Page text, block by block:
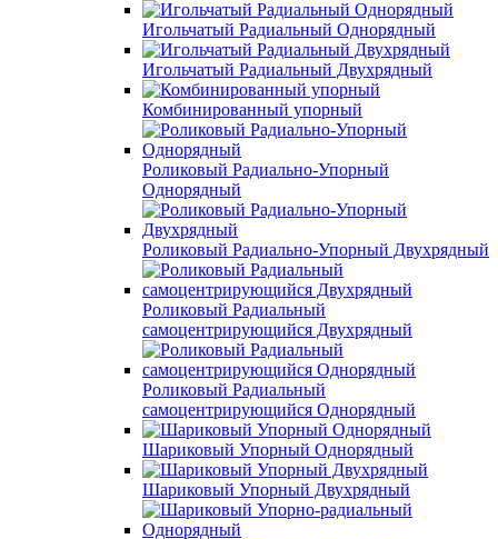
Игольчатый Радиальный Однорядный
Игольчатый Радиальный Двухрядный
Комбинированный упорный
Роликовый Радиально-Упорный
Однорядный
Роликовый Радиально-Упорный Двухрядный
Роликовый Радиальный
самоцентрирующийся Двухрядный
Роликовый Радиальный
самоцентрирующийся Однорядный
Шариковый Упорный Однорядный
Шариковый Упорный Двухрядный